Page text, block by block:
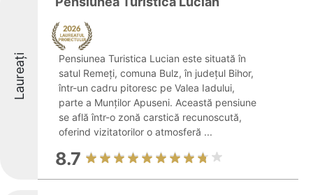
Laureați
Pensiunea Turistica Lucian este situată în
satul Remeți, comuna Bulz, în județul Bihor,
într-un cadru pitoresc pe Valea Iadului,
parte a Munților Apuseni. Această pensiune
se află într-o zonă carstică recunoscută,
oferind vizitatorilor o atmosferă ...
8.7